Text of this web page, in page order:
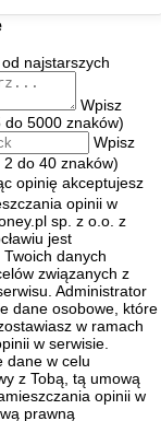
od najstarszych
Wpisz
5000 znaków)
Wpisz
do 40 znaków)
opinię akceptujesz
opinii w
sp. z o.o. z
jest
danych
związanych z
Administrator
dane osobowe, które
w ramach
w serwisie.
dane w celu
z Tobą, tą umową
opinii w
prawną